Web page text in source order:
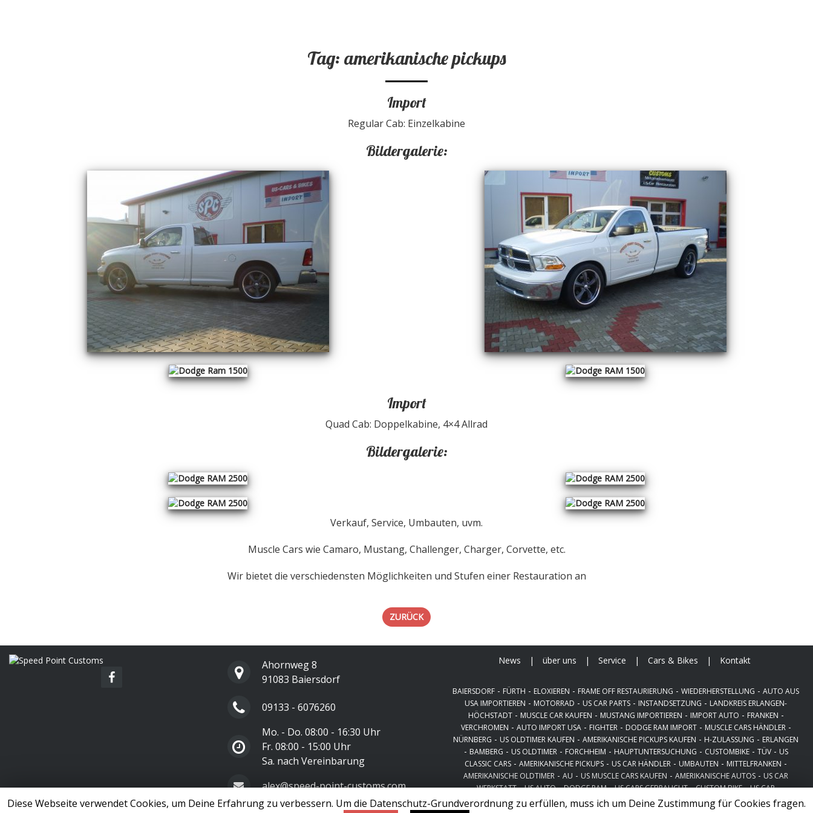
Tag: amerikanische pickups
Import
Regular Cab: Einzelkabine
Bildergalerie:
Import
Quad Cab: Doppelkabine, 4×4 Allrad
Bildergalerie:
Verkauf, Service, Umbauten, uvm.
Muscle Cars wie Camaro, Mustang, Challenger, Charger, Corvette, etc.
Wir bietet die verschiedensten Möglichkeiten und Stufen einer Restauration an
ZURÜCK
Ahornweg 8
91083 Baiersdorf
09133 - 6076260
Mo. - Do. 08:00 - 16:30 Uhr
Fr. 08:00 - 15:00 Uhr
Sa. nach Vereinbarung
alex@speed-point-customs.com
News | über uns | Service | Cars & Bikes | Kontakt
BAIERSDORF - FÜRTH - ELOXIEREN - FRAME OFF RESTAURIERUNG -WIEDERHERSTELLUNG -AUTO AUS
USA IMPORTIEREN - MOTORRAD - US CAR PARTS - INSTANDSETZUNG - LANDKREIS ERLANGEN-
HÖCHSTADT- MUSCLE CAR KAUFEN - MUSTANG IMPORTIEREN - IMPORT AUTO - FRANKEN -
VERCHROMEN - AUTO IMPORT USA - FIGHTER - DODGE RAM IMPORT- MUSCLE CARS HÄNDLER -
NÜRNBERG - US OLDTIMER KAUFEN -AMERIKANISCHE PICKUPS KAUFEN - H-ZULASSUNG - ERLANGEN
- BAMBERG - US OLDTIMER - FORCHHEIM - HAUPTUNTERSUCHUNG - CUSTOMBIKE- TÜV- US
CLASSIC CARS -AMERIKANISCHE PICKUPS - US CAR HÄNDLER - UMBAUTEN - MITTELFRANKEN -
AMERIKANISCHE OLDTIMER -AU - US MUSCLE CARS KAUFEN -AMERIKANISCHE AUTOS - US CAR
WERKSTATT-US AUTO-DODGE RAM-US CARS GEBRAUCHT-CUSTOM BIKE-US CAR
Diese Webseite verwendet Cookies, um Deine Erfahrung zu verbessern. Um die Datenschutz-Grundverordnung zu erfüllen, muss ich um Deine Zustimmung für Cookies fragen.